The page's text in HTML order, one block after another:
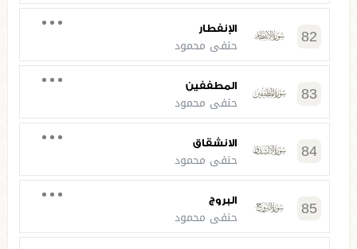
82 الإنفطار
حنفي محمود
83 المطففين
حنفي محمود
84 الانشقاق
حنفي محمود
85 البروج
حنفي محمود